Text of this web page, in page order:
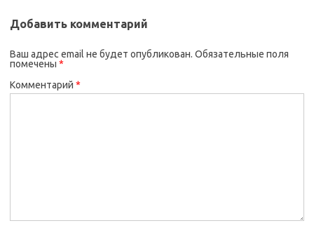
Добавить комментарий
Ваш адрес email не будет опубликован. Обязательные поля
помечены *
Комментарий *